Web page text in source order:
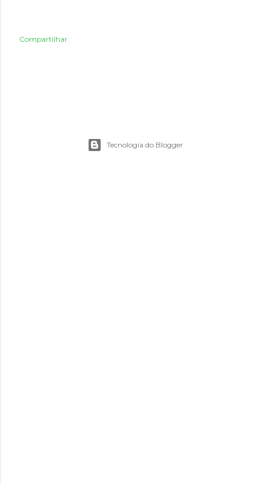
Compartilhar
Tecnologia do Blogger